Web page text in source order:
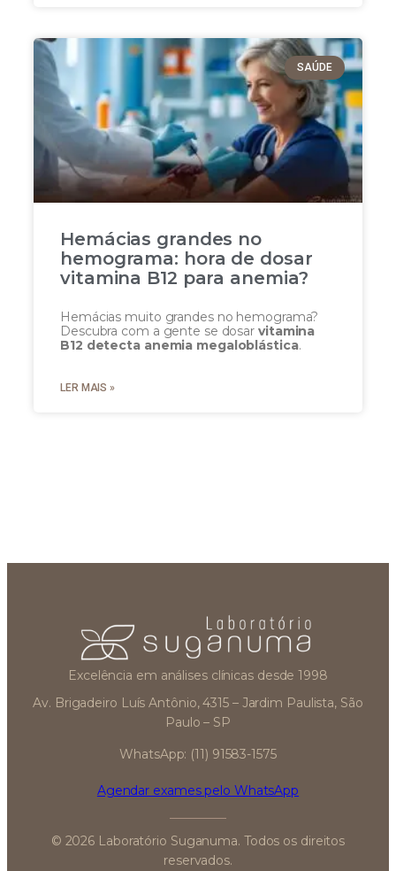
SAÚDE
Hemácias grandes no
hemograma: hora de dosar
vitamina B12 para anemia?
Hemácias muito grandes no hemograma?
Descubra com a gente se dosar vitamina
B12 detecta anemia megaloblástica.
LER MAIS »
Excelência em análises clínicas desde 1998
Av. Brigadeiro Luís Antônio, 4315 – Jardim Paulista, São
Paulo – SP
WhatsApp: (11) 91583-1575
Agendar exames pelo WhatsApp
© 2026 Laboratório Suganuma. Todos os direitos
reservados.